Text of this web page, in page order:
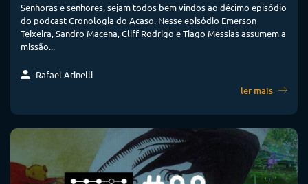
Senhoras e senhores, sejam todos bem vindos ao décimo episódio
do podcast Cronologia do Acaso. Nesse episódio Emerson
Teixeira, Sandro Macena, Cliff Rodrigo e Tiago Messias assumem a
missão...
Rafael Arinelli
ler mais